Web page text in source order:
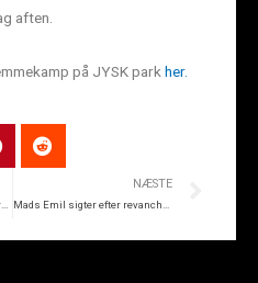
aften.
på JYSK park her.
NÆSTE